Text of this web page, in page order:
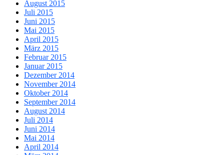
August 2015
Juli 2015
Juni 2015
Mai 2015
April 2015
März 2015
Februar 2015
Januar 2015
Dezember 2014
November 2014
Oktober 2014
September 2014
August 2014
Juli 2014
Juni 2014
Mai 2014
April 2014